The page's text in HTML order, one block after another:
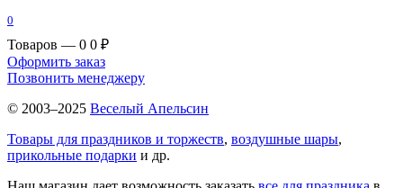
0
Товаров — 0 0 ₽
Оформить заказ
Позвонить менеджеру
© 2003–2025 Веселый Апельсин
Товары для праздников и торжеств, воздушные шары,
прикольные подарки и др.